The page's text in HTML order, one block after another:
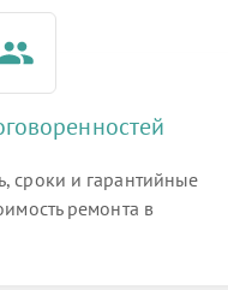
сроки и гарантийные
ремонта в